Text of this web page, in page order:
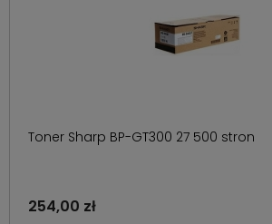
Toner Sharp BP-GT300 27 500 stron
254,00 zł